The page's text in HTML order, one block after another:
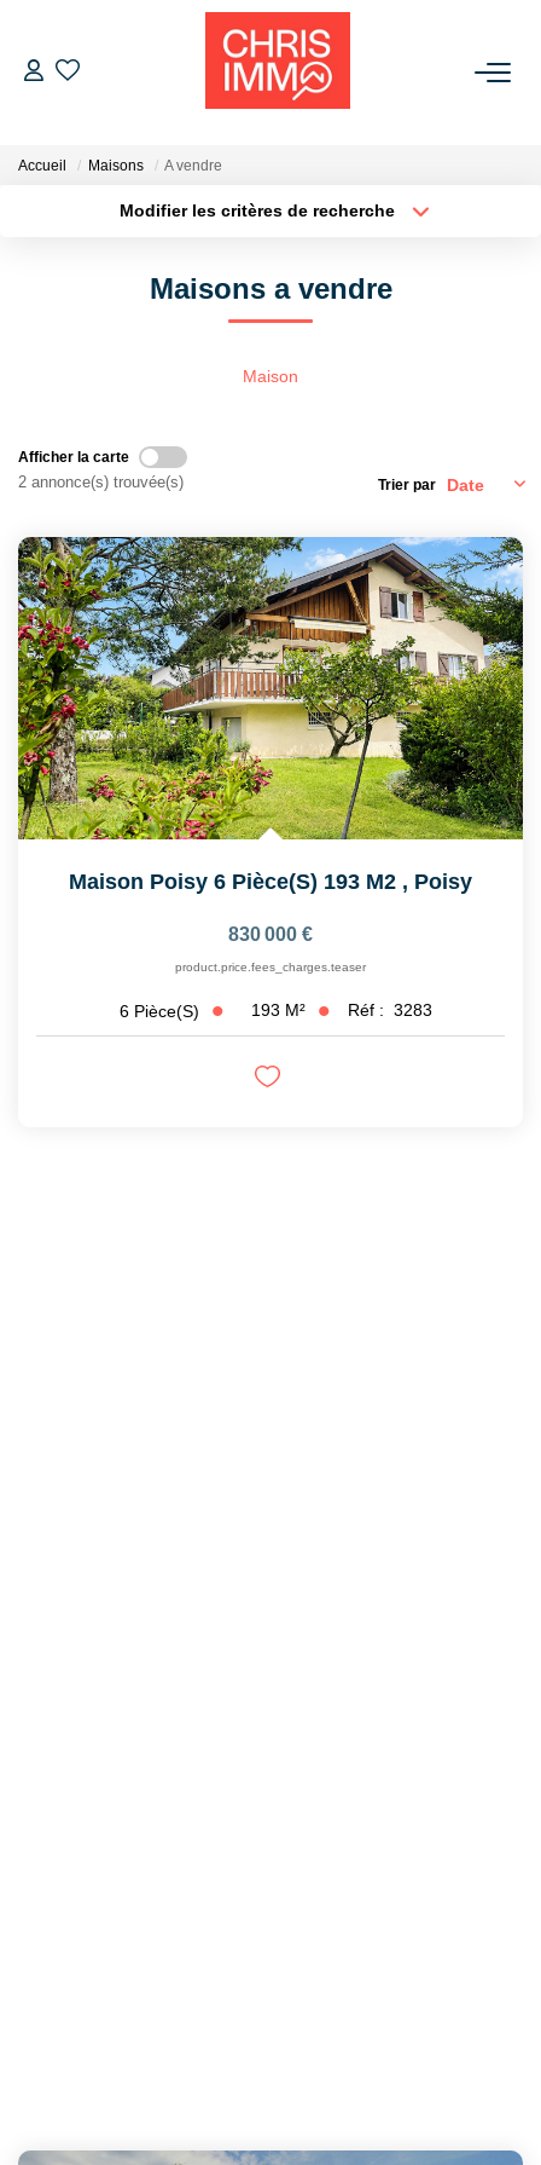
Présentation De L'agence
CONTACT
EN
Accueil Maisons A vendre
Modifier les critères de recherche
Maisons a vendre
Maison
Afficher la carte
2 annonce(s) trouvée(s) Trier par
Maison Poisy 6 Pièce(s) 193 M2 , Poisy
830 000 €
product.price.fees_charges.teaser
6 Pièce(s) 193 M² Réf : 3283